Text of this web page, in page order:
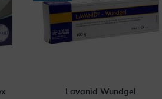
Lavanid Wundgel